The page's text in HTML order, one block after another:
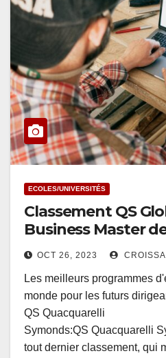
ECOLES/UNIVERSITÉS
Classement QS
Business Master
OCT 26, 2023
Les meilleurs programmes
monde pour les futurs
QS Quacquarelli
Symonds:QS Quacquarelli
tout dernier classement, qui